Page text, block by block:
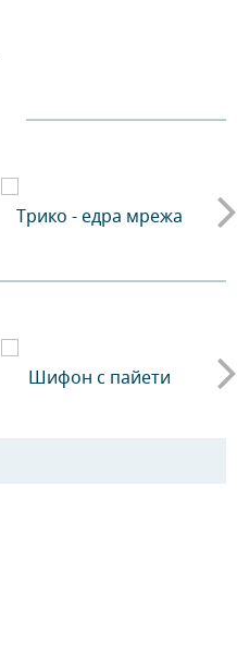
Трико - едра мрежа
Шифон с пайети